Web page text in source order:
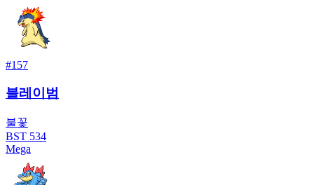
#157
블레이범
불꽃
BST 534
Mega